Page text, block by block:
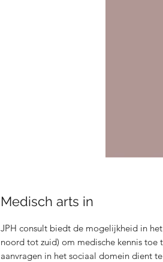
Medisch arts in
JPH consult biedt de mogelijkheid in
noord tot zuid) om medische kennis toe
aanvragen in het sociaal domein dient